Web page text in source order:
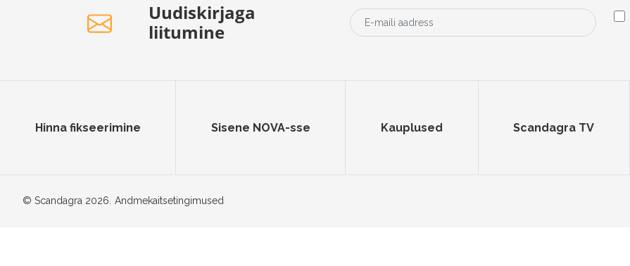
Uudiskirjaga
liitumine
Hinna fikseerimine Sisene NOVA-sse Kauplused Scandagra TV
© Scandagra 2026. Andmekaitsetingimused